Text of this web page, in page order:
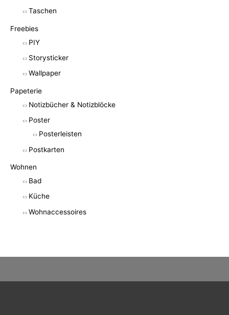
Taschen
Freebies
PIY
Storysticker
Wallpaper
Papeterie
Notizbücher & Notizblöcke
Poster
Posterleisten
Postkarten
Wohnen
Bad
Küche
Wohnaccessoires